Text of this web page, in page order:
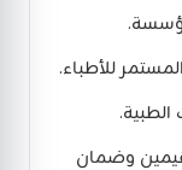
للأطباء.
وضمان